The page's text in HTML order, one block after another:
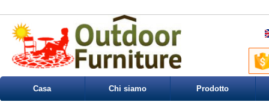
Casa Chi siamo Prodotto